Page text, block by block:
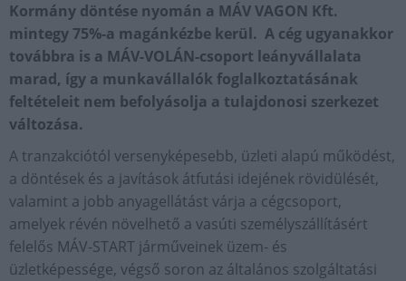
Kormány döntése nyomán a MÁV VAGON Kft.
mintegy 75%-a magánkézbe kerül. A cég ugyanakkor
továbbra is a MÁV-VOLÁN-csoport leányvállalata
marad, így a munkavállalók foglalkoztatásának
feltételeit nem befolyásolja a tulajdonosi szerkezet
változása.
A tranzakciótól versenyképesebb, üzleti alapú működést,
a döntések és a javítások átfutási idejének rövidülését,
valamint a jobb anyagellátást várja a cégcsoport,
amelyek révén növelhető a vasúti személyszállításért
felelős MÁV-START járműveinek üzem- és
üzletképessége, végső soron az általános szolgáltatási